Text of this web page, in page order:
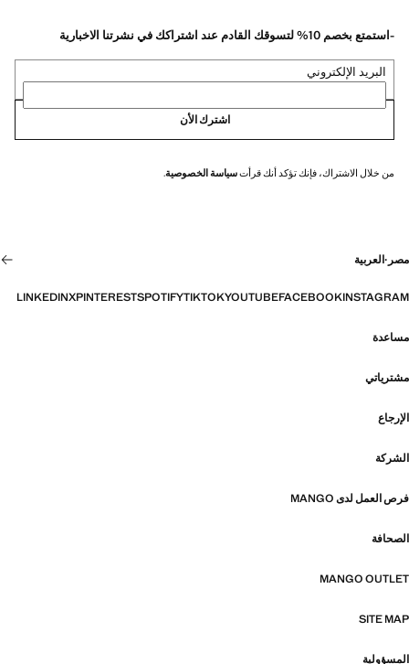
-استمتع بخصم 10% لتسوقك القادم عند اشتراكك في نشرتنا الاخبارية
البريد الإلكتروني
اشترك الأن
من خلال الاشتراك، فإنك تؤكد أنك قرأتسياسة الخصوصية.
مصر ·العربية
INSTAGRAM
FACEBOOK
YOUTUBE
TIKTOK
SPOTIFY
PINTEREST
X
LINKEDIN
مساعدة
مشترياتي
الإرجاع
الشركة
فرص العمل لدى MANGO
الصحافة
MANGO OUTLET
SITE MAP
المسؤولية